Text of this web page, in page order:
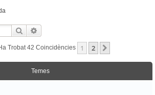
Cerca
Trobat 42 Coincidències 1 2
Temes